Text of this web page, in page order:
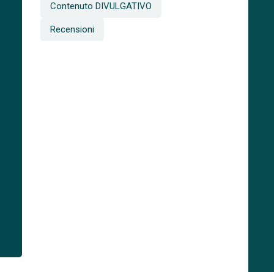
Contenuto DIVULGATIVO
Recensioni